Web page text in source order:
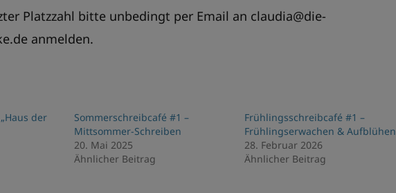
Platzzahl bitte unbedingt per Email an claudia@die-
anmelden.
der
Sommerschreibcafé #1 –
Mittsommer-Schreiben
20. Mai 2025
Ähnlicher Beitrag
Frühlingsschreibcafé #1 –
Frühlingserwachen & Aufblühen
28. Februar 2026
Ähnlicher Beitrag